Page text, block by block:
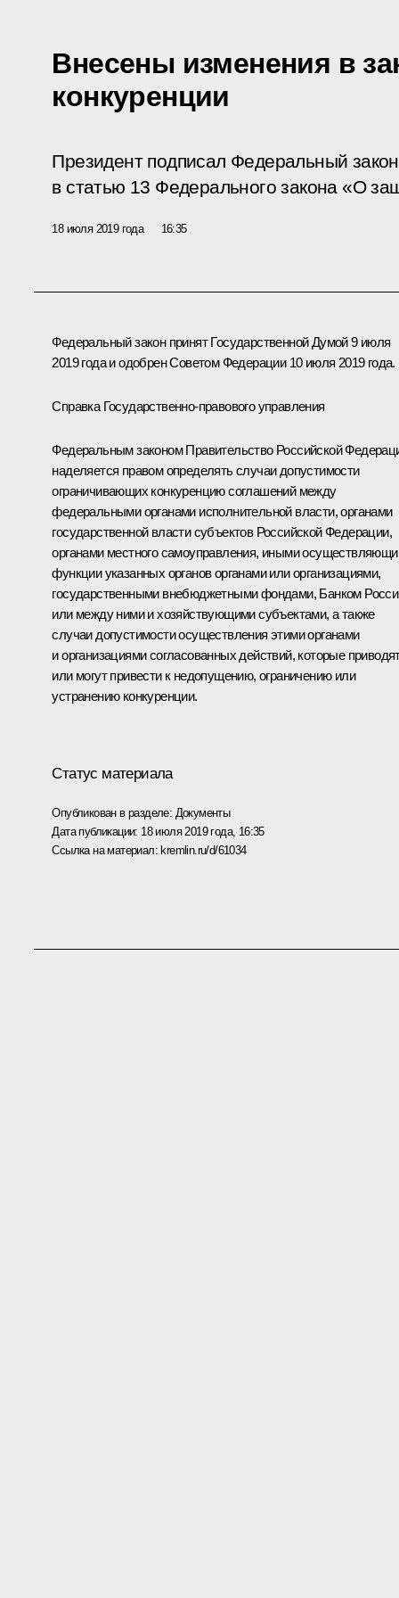
Внесены изменения в
конкуренции
Президент подписал Федеральный
в статью 13 Федерального закона «О
18 июля 2019 года 16:35
Федеральный закон принят Государственной Думой 9 июля
2019 года и одобрен Советом Федерации 10 июля 2019 года.
Справка Государственно-правового управления
Федеральным законом Правительство Российской
наделяется правом определять случаи допустимости
ограничивающих конкуренцию соглашений между
федеральными органами исполнительной власти, органами
государственной власти субъектов Российской Федерации,
органами местного самоуправления, иными
функции указанных органов органами или организациями,
государственными внебюджетными фондами, Банком
или между ними и хозяйствующими субъектами, а также
случаи допустимости осуществления этими органами
и организациями согласованных действий, которые
или могут привести к недопущению, ограничению или
устранению конкуренции.
Статус материала
Опубликован в разделе: Документы
Дата публикации: 18 июля 2019 года, 16:35
Ссылка на материал: kremlin.ru/d/61034